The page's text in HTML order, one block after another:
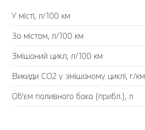
У місті, л/100 км
За містом, л/100 км
Змішаний цикл, л/100 км
Викиди CO2 у змішаному циклі, г/км
Об'єм паливного бака (прибл.), л